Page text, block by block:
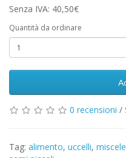
Senza IVA: 40,50€
Quantità da ordinare
0 recensioni /
Tag: alimento, uccelli, miscele